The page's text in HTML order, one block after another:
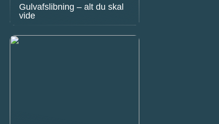
Gulvafslibning – alt du skal
vide